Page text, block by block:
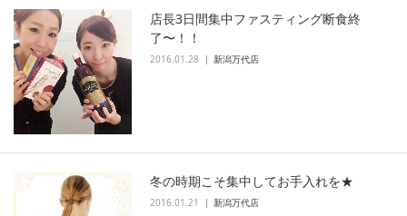
店長3日間集中ファスティング断食終
了〜！！
2016.01.28 新潟万代店
冬の時期こそ集中してお手入れを★
2016.01.21 新潟万代店